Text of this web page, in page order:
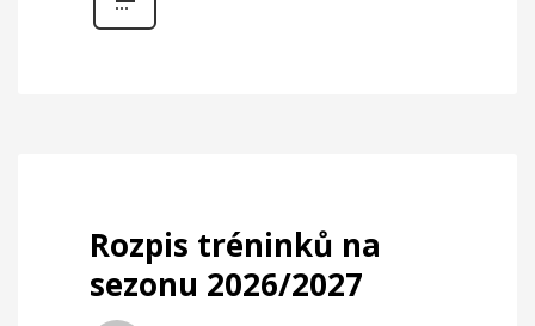
Rozpis tréninků na
sezonu 2026/2027